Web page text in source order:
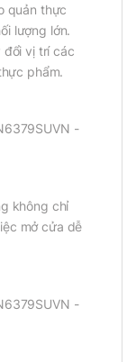
quản thực
lượng lớn.
đổi vị trí các
phẩm.
không chỉ
mở cửa dễ